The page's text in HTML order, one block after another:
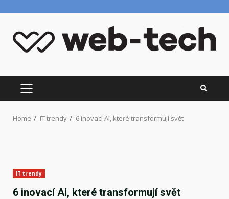
content
PRIMARY
MENU
Home IT trendy 6 inovací AI, které transformují svět
IT trendy
6 inovací AI, které transformují svět